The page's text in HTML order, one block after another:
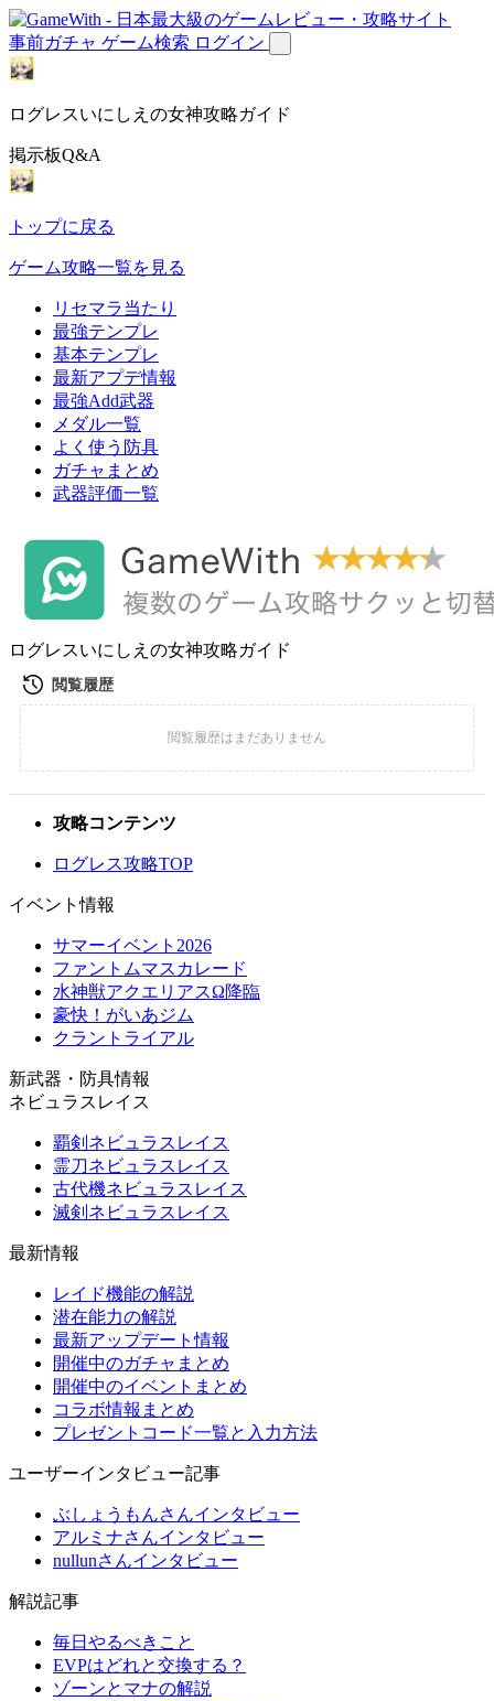
事前ガチャ ゲーム検索 ログイン
ログレスいにしえの女神攻略ガイド
掲示板Q&A
トップに戻る
ゲーム攻略一覧を見る
リセマラ当たり
最強テンプレ
基本テンプレ
最新アプデ情報
最強Add武器
メダル一覧
よく使う防具
ガチャまとめ
武器評価一覧
ログレスいにしえの女神攻略ガイド
攻略コンテンツ
ログレス攻略TOP
イベント情報
サマーイベント2026
ファントムマスカレード
水神獣アクエリアスΩ降臨
豪快！がいあジム
クラントライアル
新武器・防具情報
ネビュラスレイス
覇剣ネビュラスレイス
霊刀ネビュラスレイス
古代機ネビュラスレイス
滅剣ネビュラスレイス
最新情報
レイド機能の解説
潜在能力の解説
最新アップデート情報
開催中のガチャまとめ
開催中のイベントまとめ
コラボ情報まとめ
プレゼントコード一覧と入力方法
ユーザーインタビュー記事
ぶしょうもんさんインタビュー
アルミナさんインタビュー
nullunさんインタビュー
解説記事
毎日やるべきこと
EVPはどれと交換する？
ゾーンとマナの解説